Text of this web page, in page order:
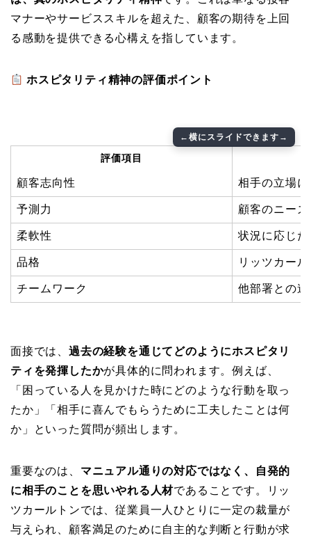
マナーやサービススキルを超えた、顧客の期待を上回
る感動を提供できる心構えを指しています。
ホスピタリティ精神の評価ポイント
評価項目
顧客志向性 相手の立場
予測力 顧客のニー
柔軟性 状況に応じ
品格 リッツカー
チームワーク 他部署との
面接では、 過去の経験を通じてどのようにホスピタリ
ティを発揮したかが具体的に問われます。例えば、
「困っている人を見かけた時にどのような行動を取っ
たか」「相手に喜んでもらうために工夫したことは何
か」といった質問が頻出します。
重要なのは、 マニュアル通りの対応ではなく、自発的
に相手のことを思いやれる人材であることです。リッ
ツカールトンでは、従業員一人ひとりに一定の裁量が
与えられ、顧客満足のために自主的な判断と行動が求